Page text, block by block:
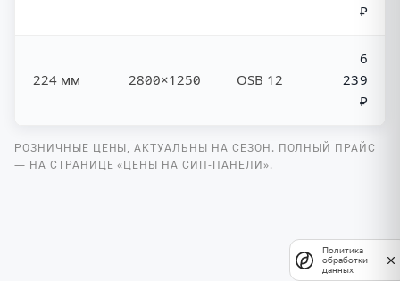
₽
224 мм 2800×1250 OSB 12
6
239
₽
РОЗНИЧНЫЕ ЦЕНЫ, АКТУАЛЬНЫ НА СЕЗОН. ПОЛНЫЙ ПРАЙС
— НА СТРАНИЦЕ «ЦЕНЫ НА СИП-ПАНЕЛИ».
Политика
обработки
данных